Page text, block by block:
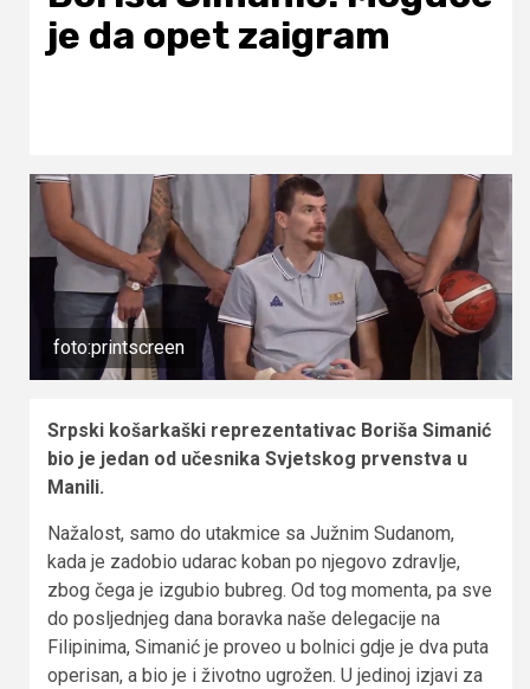
je da opet zaigram
foto:printscreen
Srpski košarkaški reprezentativac Boriša Simanić
bio je jedan od učesnika Svjetskog prvenstva u
Manili.
Nažalost, samo do utakmice sa Južnim Sudanom,
kada je zadobio udarac koban po njegovo zdravlje,
zbog čega je izgubio bubreg. Od tog momenta, pa sve
do posljednjeg dana boravka naše delegacije na
Filipinima, Simanić je proveo u bolnici gdje je dva puta
operisan, a bio je i životno ugrožen. U jedinoj izjavi za